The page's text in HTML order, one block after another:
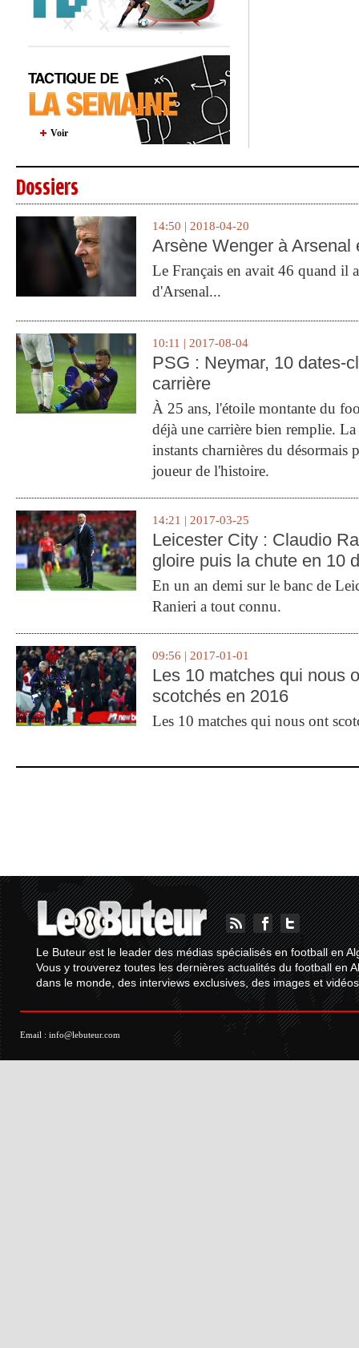
Voir
Dossiers
14:50 | 2018-04-20
Arsène Wenger à Arsenal
Le Français en avait 46 quand il
d'Arsenal...
10:11 | 2017-08-04
PSG : Neymar, 10 dates-
carrière
À 25 ans, l'étoile montante du
déjà une carrière bien remplie.
instants charnières du désormais
joueur de l'histoire.
14:21 | 2017-03-25
Leicester City : Claudio
gloire puis la chute en 10
En un an demi sur le banc de
Ranieri a tout connu.
09:56 | 2017-01-01
Les 10 matches qui nous
scotchés en 2016
Les 10 matches qui nous ont
Le Buteur est le leader des médias spécialisés en football en
Vous y trouverez toutes les dernières actualités du football en
dans le monde, des interviews exclusives, des images et
Email : info@lebuteur.com